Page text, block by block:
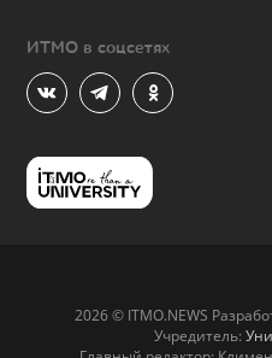
ИТМО в соцсетях
2026 © ITMO.NEWS
Учредитель: